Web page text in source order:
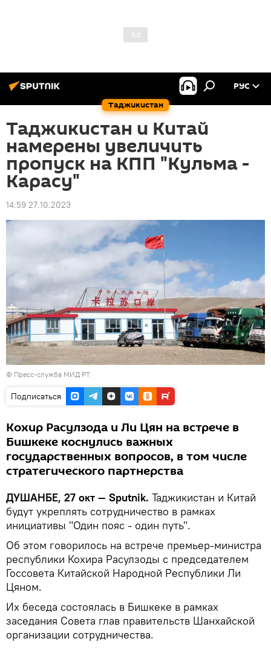
Таджикистан
РУС
Таджикистан и Китай
намерены увеличить
пропуск на КПП "Кульма -
Карасу"
14:59 27.10.2023
© Пресс-служба МИД РТ
Подписаться
Кохир Расулзода и Ли Цян на встрече в
Бишкеке коснулись важных
государственных вопросов, в том числе
стратегического партнерства
ДУШАНБЕ, 27 окт — Sputnik. Таджикистан и Китай
будут укреплять сотрудничество в рамках
инициативы "Один пояс - один путь".
Об этом говорилось на встрече премьер-министра
республики Кохира Расулзоды с председателем
Госсовета Китайской Народной Республики Ли
Цяном.
Их беседа состоялась в Бишкеке в рамках
заседания Совета глав правительств Шанхайской
организации сотрудничества.